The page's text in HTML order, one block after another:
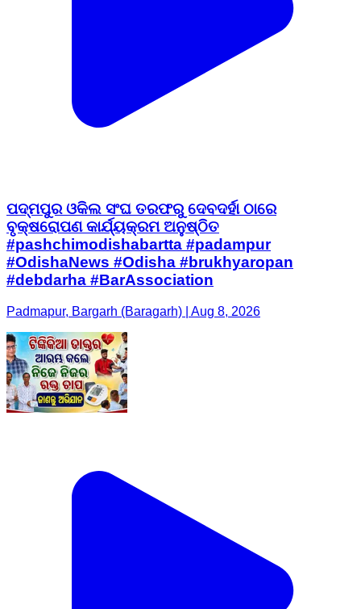
ପଦ୍ମପୁର ଓକିଲ ସଂଘ ତରଫରୁ ଦେବଦର୍ହା ଠାରେ
ବୃକ୍ଷରୋପଣ କାର୍ଯ୍ୟକ୍ରମ ଅନୁଷ୍ଠିତ
#pashchimodishabartta #padampur
#OdishaNews #Odisha #brukhyaropan
#debdarha #BarAssociation
Padmapur, Bargarh (Baragarh) | Aug 8, 2026